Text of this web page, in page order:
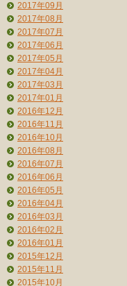
2017年09月
2017年08月
2017年07月
2017年06月
2017年05月
2017年04月
2017年03月
2017年01月
2016年12月
2016年11月
2016年10月
2016年08月
2016年07月
2016年06月
2016年05月
2016年04月
2016年03月
2016年02月
2016年01月
2015年12月
2015年11月
2015年10月